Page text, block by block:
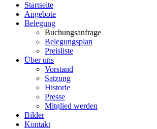
Startseite
Angebote
Belegung
Buchungsanfrage
Belegungsplan
Preisliste
Über uns
Vorstand
Satzung
Historie
Presse
Mitglied werden
Bilder
Kontakt